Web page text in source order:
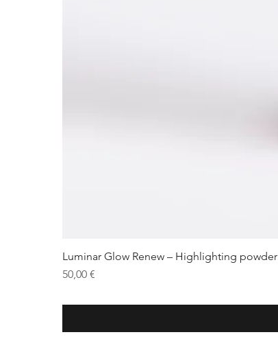
Luminar Glow Renew – Highlighting powder
Preis
50,00 €